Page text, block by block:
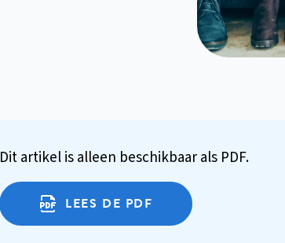
Dit artikel is alleen beschikbaar als PDF.
LEES DE PDF